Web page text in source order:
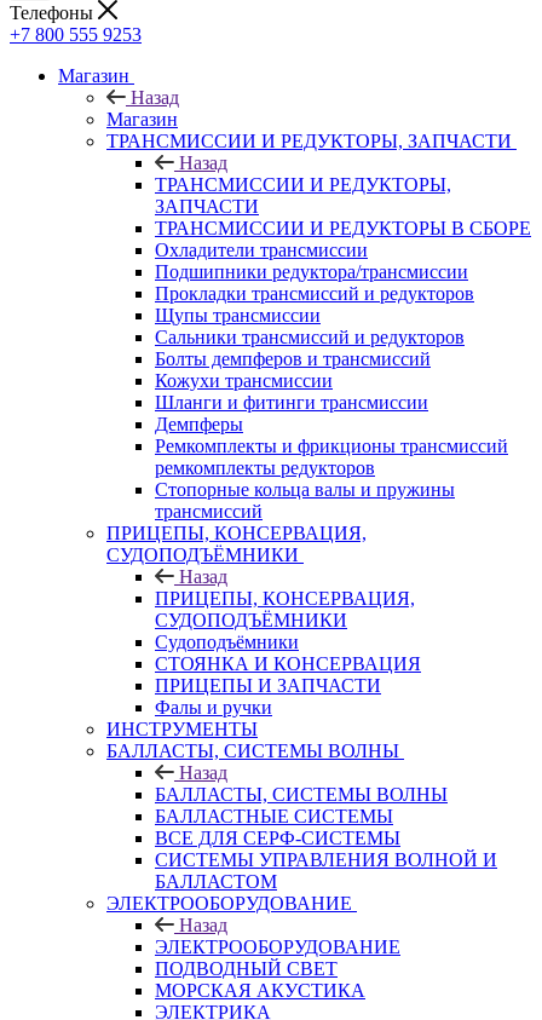
Телефоны
+7 800 555 9253
Магазин
Назад
Магазин
ТРАНСМИССИИ И РЕДУКТОРЫ, ЗАПЧАСТИ
Назад
ТРАНСМИССИИ И РЕДУКТОРЫ,
ЗАПЧАСТИ
ТРАНСМИССИИ И РЕДУКТОРЫ В СБОРЕ
Охладители трансмиссии
Подшипники редуктора/трансмиссии
Прокладки трансмиссий и редукторов
Щупы трансмиссии
Сальники трансмиссий и редукторов
Болты демпферов и трансмиссий
Кожухи трансмиссии
Шланги и фитинги трансмиссии
Демпферы
Ремкомплекты и фрикционы трансмиссий
ремкомплекты редукторов
Стопорные кольца валы и пружины
трансмиссий
ПРИЦЕПЫ, КОНСЕРВАЦИЯ,
СУДОПОДЪЁМНИКИ
Назад
ПРИЦЕПЫ, КОНСЕРВАЦИЯ,
СУДОПОДЪЁМНИКИ
Судоподъёмники
СТОЯНКА И КОНСЕРВАЦИЯ
ПРИЦЕПЫ И ЗАПЧАСТИ
Фалы и ручки
ИНСТРУМЕНТЫ
БАЛЛАСТЫ, СИСТЕМЫ ВОЛНЫ
Назад
БАЛЛАСТЫ, СИСТЕМЫ ВОЛНЫ
БАЛЛАСТНЫЕ СИСТЕМЫ
ВСЕ ДЛЯ СЕРФ-СИСТЕМЫ
СИСТЕМЫ УПРАВЛЕНИЯ ВОЛНОЙ И
БАЛЛАСТОМ
ЭЛЕКТРООБОРУДОВАНИЕ
Назад
ЭЛЕКТРООБОРУДОВАНИЕ
ПОДВОДНЫЙ СВЕТ
МОРСКАЯ АКУСТИКА
ЭЛЕКТРИКА